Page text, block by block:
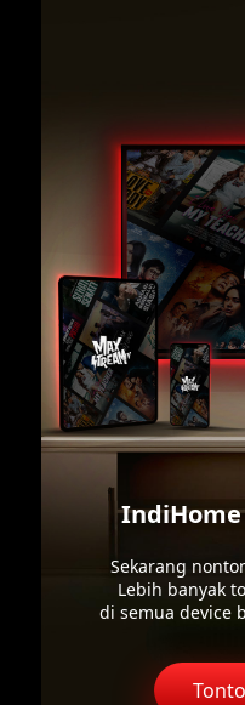
IndiHome
Sekarang
Lebih banyak
di semua device